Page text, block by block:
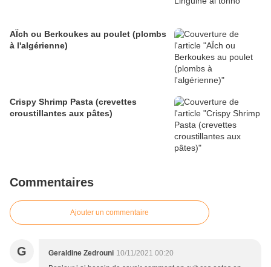
AÏch ou Berkoukes au poulet (plombs
à l'algérienne)
Crispy Shrimp Pasta (crevettes
croustillantes aux pâtes)
Commentaires
Ajouter un commentaire
G Geraldine Zedrouni 10/11/2021 00:20